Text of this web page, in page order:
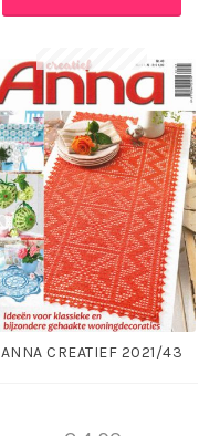
ANNA CREATIEF 2021/43